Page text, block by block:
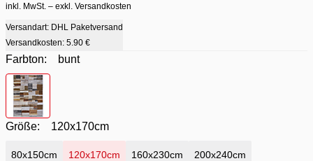
inkl. MwSt. – exkl. Versandkosten
Versandart: DHL Paketversand
Versandkosten: 5.90 €
Farbton:
bunt
Farbton
Größe: 120x170cm
80x150cm 120x170cm 160x230cm 200x240cm